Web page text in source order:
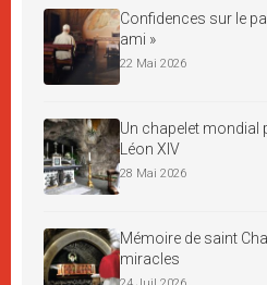
Confidences sur le
ami »
22 Mai 2026
Un chapelet mondial
Léon XIV
28 Mai 2026
Mémoire de saint
miracles